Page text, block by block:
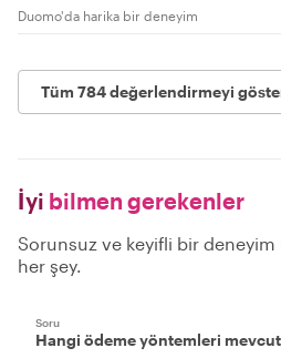
Duomo'da harika bir deneyim
Tüm 784 değerlendirmeyi
İyi bilmen gerekenler
Sorunsuz ve keyifli bir
her şey.
Soru
Hangi ödeme yöntemleri